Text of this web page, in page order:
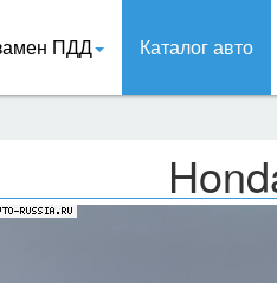
ПДД Каталог авто